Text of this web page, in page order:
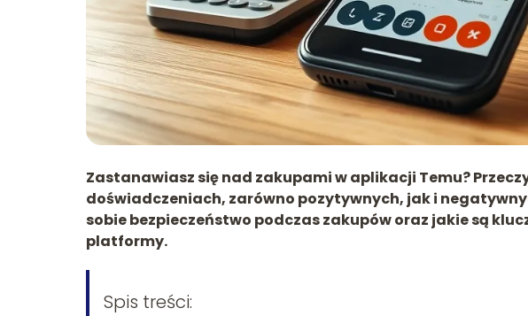
Zastanawiasz się nad zakupami w aplikacji Temu?
doświadczeniach, zarówno pozytywnych, jak i
sobie bezpieczeństwo podczas zakupów oraz jakie są
platformy.
Spis treści: